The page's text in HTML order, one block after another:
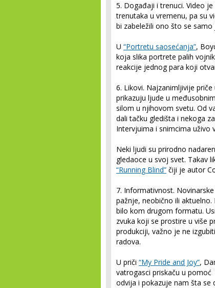
5. Događaji i trenuci. Video
trenutaka u vremenu, pa su
bi zabeležili ono što se
U “Portretu saosećanja”,
koja slika portrete palih
reakcije jednog para koji
6. Likovi. Najzanimljivije
prikazuju ljude u
silom u njihovom svetu. Od
dali tačku gledišta i nekoga
Intervjuima i snimcima uživo
Neki ljudi su prirodno
gledaoce u svoj svet. Takav
“Running Blind” čiji je autor
7. Informativnost.
pažnje, neobično ili aktuelno.
bilo kom drugom formatu.
zvuka koji se prostire u više
produkciji, važno je ne
radova.
U priči “My Pride and Joy”,
vatrogasci priskaču u
odvija i pokazuje nam šta se